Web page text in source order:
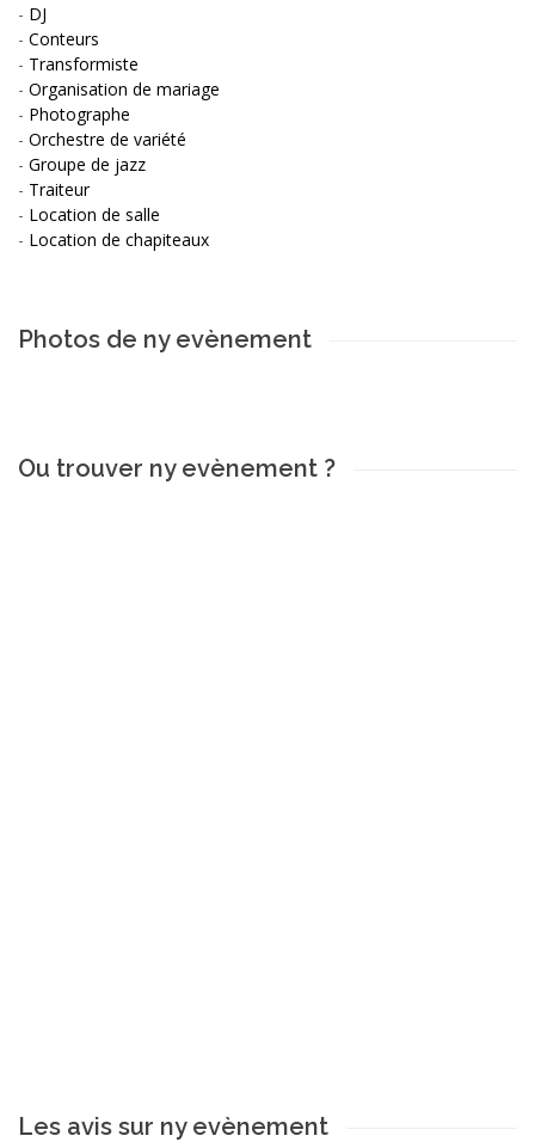
- DJ
- Conteurs
- Transformiste
- Organisation de mariage
- Photographe
- Orchestre de variété
- Groupe de jazz
- Traiteur
- Location de salle
- Location de chapiteaux
Photos de ny evènement
Ou trouver ny evènement ?
Les avis sur ny evènement